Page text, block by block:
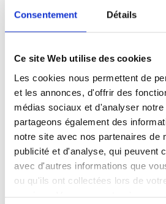
Consentement Détails
Ce site Web utilise des cookies
Les cookies nous permettent de
et les annonces, d'offrir des
médias sociaux et d'analyser
partageons également des
notre site avec nos partenaires de
publicité et d'analyse, qui peuvent
avec d'autres informations que
ou qu'ils ont collectées lors de
Profil
Qualifications et diplômes :
Profil recherché :
Expérience :